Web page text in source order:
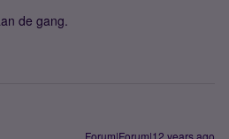
de gang.
Forum|Forum|12 years ago